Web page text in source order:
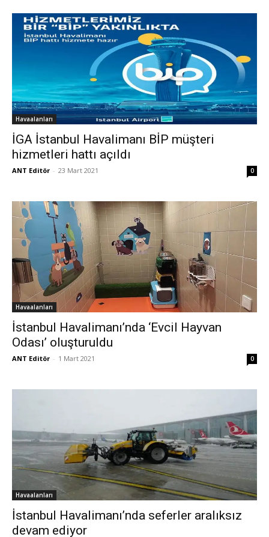
Havaalanları
İGA İstanbul Havalimanı BİP müşteri
hizmetleri hattı açıldı
ANT Editör - 23 Mart 2021 0
Havaalanları
İstanbul Havalimanı’nda ‘Evcil Hayvan
Odası’ oluşturuldu
ANT Editör - 1 Mart 2021 0
Havaalanları
İstanbul Havalimanı’nda seferler aralıksız
devam ediyor